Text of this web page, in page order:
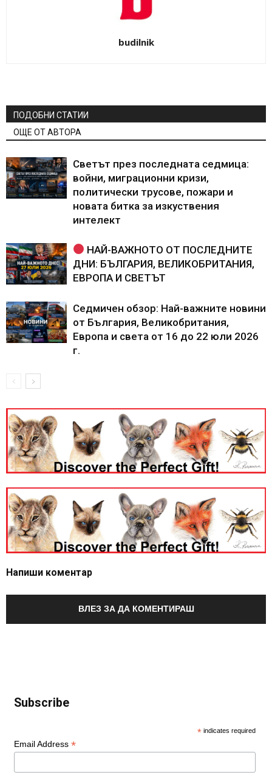
budilnik
ПОДОБНИ СТАТИИ
ОЩЕ ОТ АВТОРА
Светът през последната седмица:
войни, миграционни кризи,
политически трусове, пожари и
новата битка за изкуствения
интелект
НАЙ-ВАЖНОТО ОТ ПОСЛЕДНИТЕ
ДНИ: БЪЛГАРИЯ, ВЕЛИКОБРИТАНИЯ,
ЕВРОПА И СВЕТЪТ
Седмичен обзор: Най-важните новини
от България, Великобритания,
Европа и света от 16 до 22 юли 2026
г.
Напиши коментар
ВЛЕЗ ЗА ДА КОМЕНТИРАШ
Subscribe
* indicates required
Email Address *